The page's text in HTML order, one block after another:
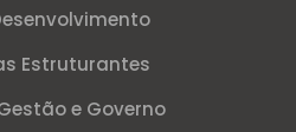
Estruturantes
e Governo